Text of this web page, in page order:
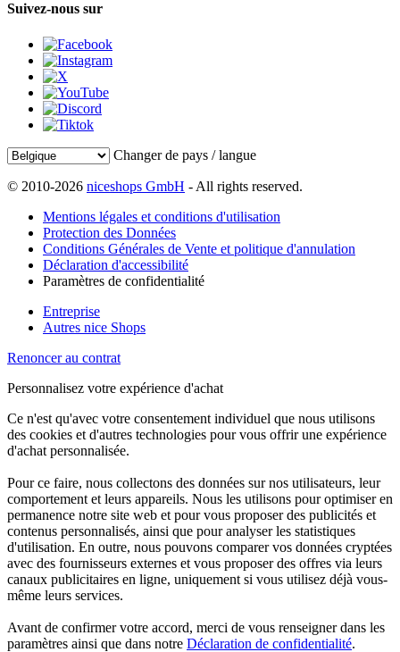
Suivez-nous sur
Changer de pays / langue
© 2010-2026 niceshops GmbH - All rights reserved.
Mentions légales et conditions d'utilisation
Protection des Données
Conditions Générales de Vente et politique d'annulation
Déclaration d'accessibilité
Paramètres de confidentialité
Entreprise
Autres nice Shops
Renoncer au contrat
Personnalisez votre expérience d'achat
Ce n'est qu'avec votre consentement individuel que nous utilisons
des cookies et d'autres technologies pour vous offrir une expérience
d'achat personnalisée.
Pour ce faire, nous collectons des données sur nos utilisateurs, leur
comportement et leurs appareils. Nous les utilisons pour optimiser en
permanence notre site web et pour vous proposer des publicités et
contenus personnalisés, ainsi que pour analyser les statistiques
d'utilisation. En outre, nous pouvons comparer vos données cryptées
avec des fournisseurs externes et vous proposer des offres via leurs
canaux publicitaires en ligne, uniquement si vous utilisez déjà vous-
même leurs services.
Avant de confirmer votre accord, merci de vous renseigner dans les
paramètres ainsi que dans notre Déclaration de confidentialité.